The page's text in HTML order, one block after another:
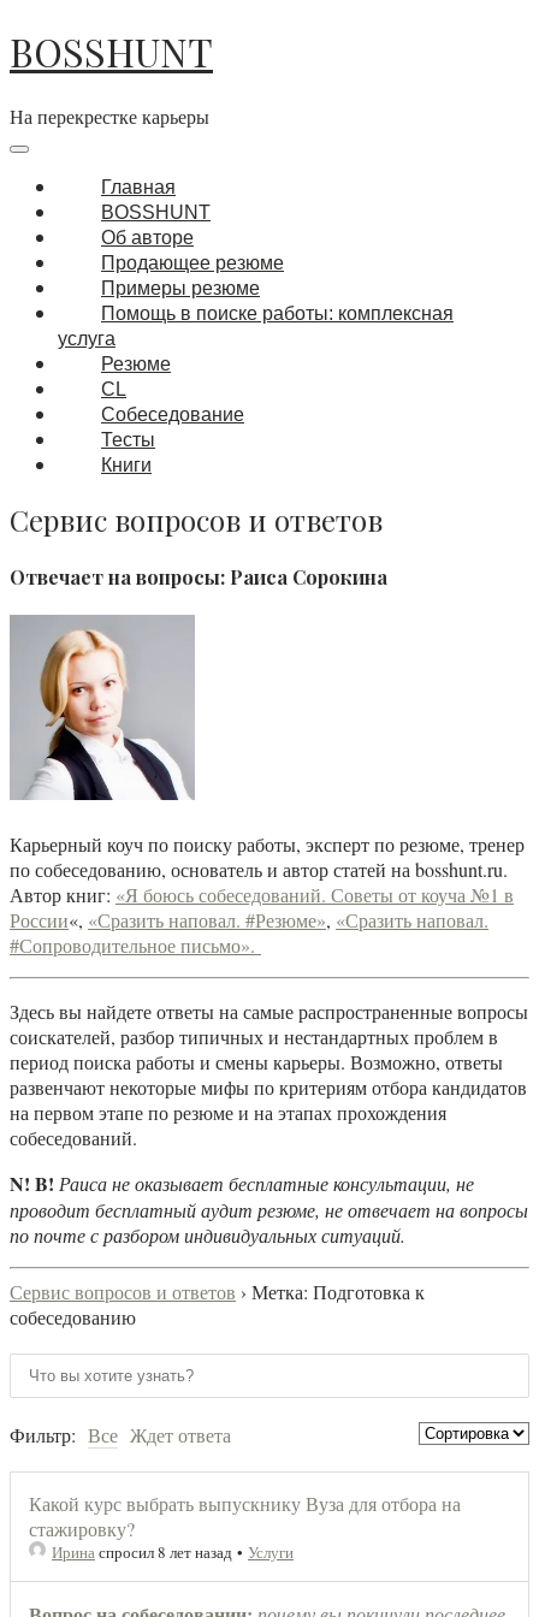
Перейти
к
BOSSHUNT
На перекрестке карьеры
навигация
Меню
Главная
BOSSHUNT
Об авторе
Продающее резюме
Примеры резюме
Помощь в поиске работы: комплексная
услуга
Резюме
CL
Собеседование
Тесты
Книги
Сервис вопросов и ответов
Отвечает на вопросы: Раиса Сорокина
Карьерный коуч по поиску работы, эксперт по резюме, тренер
по собеседованию, основатель и автор статей на bosshunt.ru.
Автор книг: «Я боюсь собеседований. Советы от коуча №1 в
России«, «Сразить наповал. #Резюме», «Сразить наповал.
#Сопроводительное письмо».
Здесь вы найдете ответы на самые распространенные вопросы
соискателей, разбор типичных и нестандартных проблем в
период поиска работы и смены карьеры. Возможно, ответы
развенчают некоторые мифы по критериям отбора кандидатов
на первом этапе по резюме и на этапах прохождения
собеседований.
N! B! Раиса не оказывает бесплатные консультации, не
проводит бесплатный аудит резюме, не отвечает на вопросы
по почте с разбором индивидуальных ситуаций.
Сервис вопросов и ответов › Метка: Подготовка к
собеседованию
Фильтр: Все Ждет ответа
Какой курс выбрать выпускнику Вуза для отбора на
стажировку?
Ирина спросил 8 лет назад • Услуги